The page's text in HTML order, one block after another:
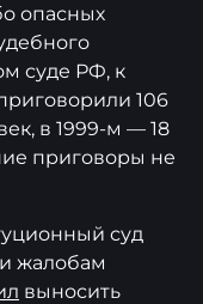
опасных
суде РФ, к
106
в 1999-м — 18
приговоры не
суд
жалобам
выносить